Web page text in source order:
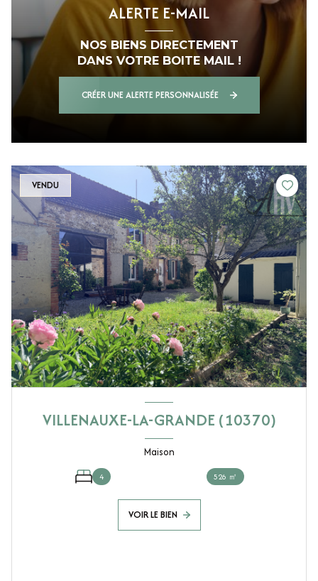
ALERTE E-MAIL
NOS BIENS DIRECTEMENT
DANS VOTRE BOITE MAIL !
CRÉER UNE ALERTE PERSONNALISÉE
VENDU
VILLENAUXE-LA-GRANDE (10370)
Maison
4 526 ㎡
VOIR LE BIEN